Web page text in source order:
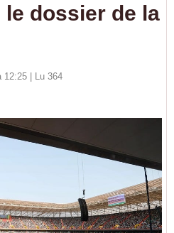
dossier de la
12:25 | Lu 364